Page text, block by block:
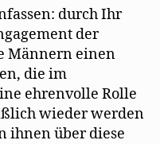
durch Ihr
der
Männern einen
die im
ehrenvolle Rolle
wieder werden
ihnen über diese